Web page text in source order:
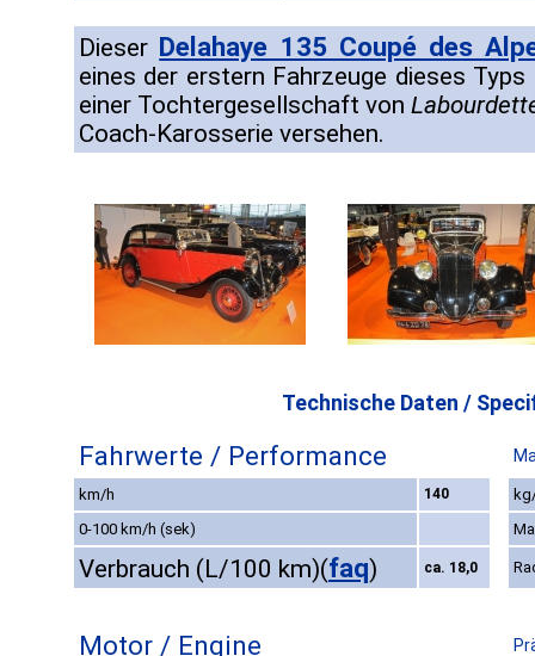
Dieser Delahaye 135 Coupé des
eines der erstern Fahrzeuge dieses
einer Tochtergesellschaft von
Coach-Karosserie versehen.
Technische Daten /
Fahrwerte / Performance
km/h 140
0-100 km/h (sek)
Verbrauch (L/100 km)(faq) ca. 18,0
Motor / Engine